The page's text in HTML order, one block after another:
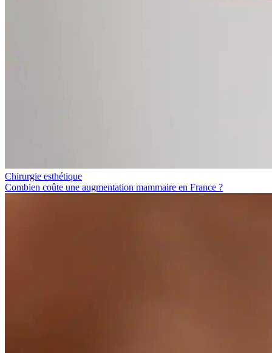
Chirurgie esthétique
Combien coûte une augmentation mammaire en France ?